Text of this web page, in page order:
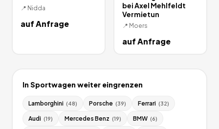
📍 Nidda
auf Anfrage
bei Axel Mehlfeldt
Vermietun
📍 Moers
auf Anfrage
In Sportwagen weiter eingrenzen
Lamborghini (48) Porsche (39) Ferrari (32)
Audi (19) Mercedes Benz (19) BMW (6)